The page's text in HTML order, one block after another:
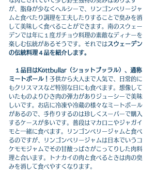
が、脂身が少なくヘルシーで、リンゴンベリージャ
ムと食べたり調理を工夫したりすることで臭みを消
して美味しく食べることができます。南のスウェー
デンでは年に１度ガチョウ料理の素敵なディナーを
楽しむ伝統があるそうです。それでは スウェーデン
の伝統料理４品を紹介します。
１品目はKöttbullar（ショットブッラル）、通称
ミートボール！ 子供から大人まで人気で、日常的に
もクリスマスなど特別な日にも食べます。想像して
いたものよりひき肉の弾力がありジューシーで美味
しいです。お店に冷凍や冷蔵の様々なミートボール
があるので、手作りするのは珍しくスーパーで購入
するケースが多いです。普段はマカロニやジャガイ
モと一緒に食べます。リンゴンベリージャムと食べ
るのですが、リンゴンベリージャムは日本でいうコ
ケモモジャムでその甘酸っぱさがこってりした肉料
理と合います。トナカイの肉と食べるときは肉の臭
みを消して食べやすくなります。